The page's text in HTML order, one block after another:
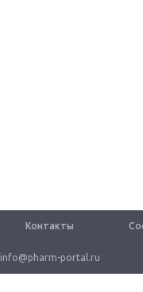
Контакты
info@pharm-portal.ru